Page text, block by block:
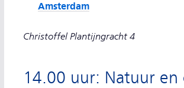
Amsterdam
Christoffel Plantijngracht 4
14.00 uur: Natuur